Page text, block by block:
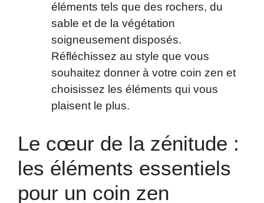
éléments tels que des rochers, du
sable et de la végétation
soigneusement disposés.
Réfléchissez au style que vous
souhaitez donner à votre coin zen et
choisissez les éléments qui vous
plaisent le plus.
Le cœur de la zénitude :
les éléments essentiels
pour un coin zen